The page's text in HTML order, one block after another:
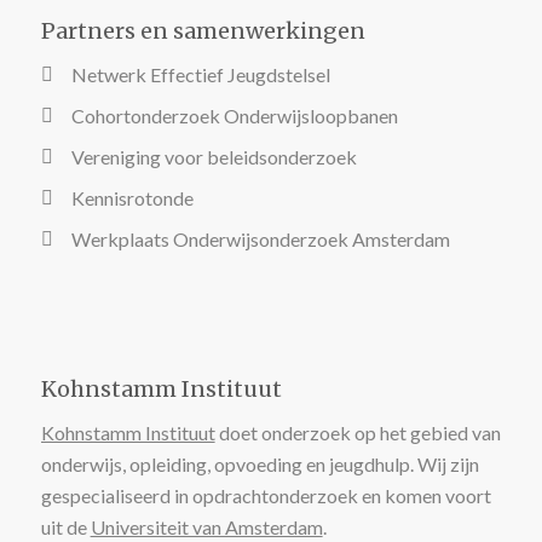
Partners en samenwerkingen
Netwerk Effectief Jeugdstelsel
Cohortonderzoek Onderwijsloopbanen
Vereniging voor beleidsonderzoek
Kennisrotonde
Werkplaats Onderwijsonderzoek Amsterdam
Kohnstamm Instituut
Kohnstamm Instituutdoet onderzoek op het gebied van
onderwijs, opleiding, opvoeding en jeugdhulp. Wij zijn
gespecialiseerd in opdrachtonderzoek en komen voort
uit de Universiteit van Amsterdam.